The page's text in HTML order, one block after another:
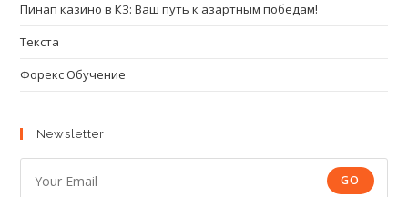
Пинап казино в КЗ: Ваш путь к азартным победам!
Текста
Форекс Обучение
Newsletter
GO